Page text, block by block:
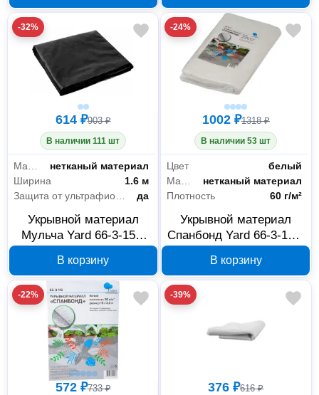
-32%
614 ₽903 ₽
В наличии 111 шт
Материал
нетканый материал
Ширина
1.6 м
да
Укрывной материал
Мульча Yard 66-3-150,
черный
В корзину
-24%
1002 ₽1318 ₽
В наличии 53 шт
Цвет
белый
нетканый материал
Плотность
60 г/м²
Укрывной материал
Спанбонд Yard 66-3-114,
В корзину
-22%
572 ₽733 ₽
-39%
376 ₽616 ₽